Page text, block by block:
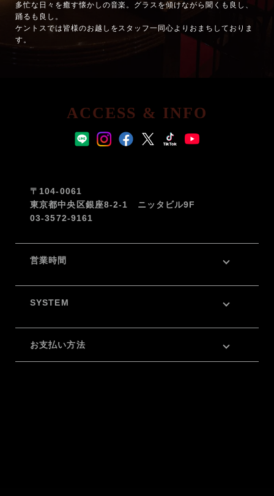
多忙な日々を癒す懐かしの音楽。グラスを傾けながら聞くも良し、
踊るも良し。
ケントスでは皆様のお越しをスタッフ一同心よりおまちしておりま
す。
ACCESS & INFO
〒104-0061
東京都中央区銀座8-2-1 ニッタビル9F
03-3572-9161
営業時間
SYSTEM
お支払い方法